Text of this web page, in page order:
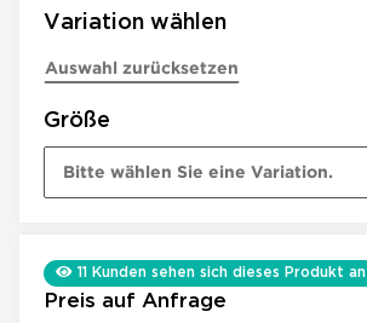
Variation wählen
Auswahl zurücksetzen
Größe
Bitte wählen Sie eine Variation.
11 Kunden sehen sich dieses Produkt an
Preis auf Anfrage